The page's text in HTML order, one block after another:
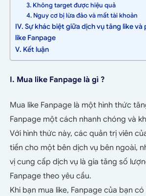
3. Không target được hiệu quả
4. Nguy cơ bị lừa đảo và mất tài khoản
IV. Sự khác biệt giữa dịch vụ tăng like và
like Fanpage
V. Kết luận
I. Mua like Fanpage là gì ?
Mua like Fanpage là một hình thức
Fanpage một cách nhanh chóng và
Với hình thức này, các quản trị viên
tiền cho một bên dịch vụ bên ngoài,
vị cung cấp dịch vụ là gia tăng số
Fanpage theo yêu cầu.
Khi bạn mua like, Fanpage của bạn